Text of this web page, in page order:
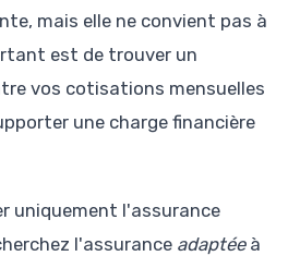
mais elle ne convient pas à
est de trouver un
vos cotisations mensuelles
une charge financière
uniquement l'assurance
l'assurance adaptéeà